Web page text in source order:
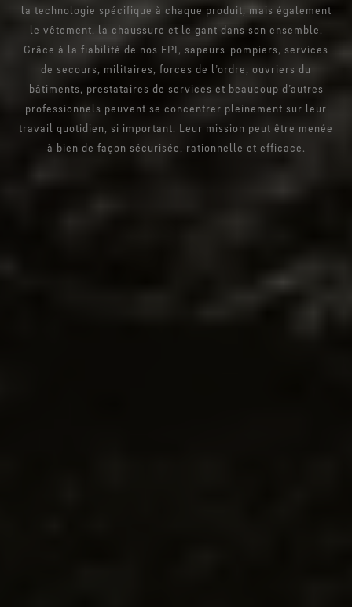
la technologie spécifique à chaque produit, mais également
le vêtement, la chaussure et le gant dans son ensemble.
Grâce à la fiabilité de nos EPI, sapeurs-pompiers, services
de secours, militaires, forces de l’ordre, ouvriers du
bâtiments, prestataires de services et beaucoup d’autres
professionnels peuvent se concentrer pleinement sur leur
travail quotidien, si important. Leur mission peut être menée
à bien de façon sécurisée, rationnelle et efficace.